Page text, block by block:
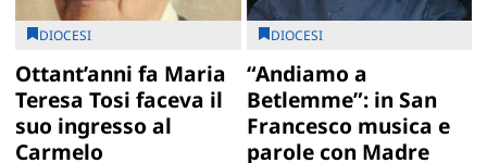
DIOCESI
Ottant’anni fa Maria
Teresa Tosi faceva il
suo ingresso al
Carmelo
DIOCESI
“Andiamo a
Betlemme”: in San
Francesco musica e
parole con Madre